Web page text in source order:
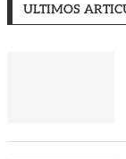
ULTIMOS